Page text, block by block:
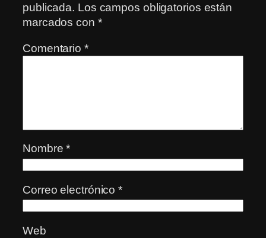
publicada. Los campos obligatorios están
marcados con *
Comentario *
Nombre*
Correo electrónico*
Web